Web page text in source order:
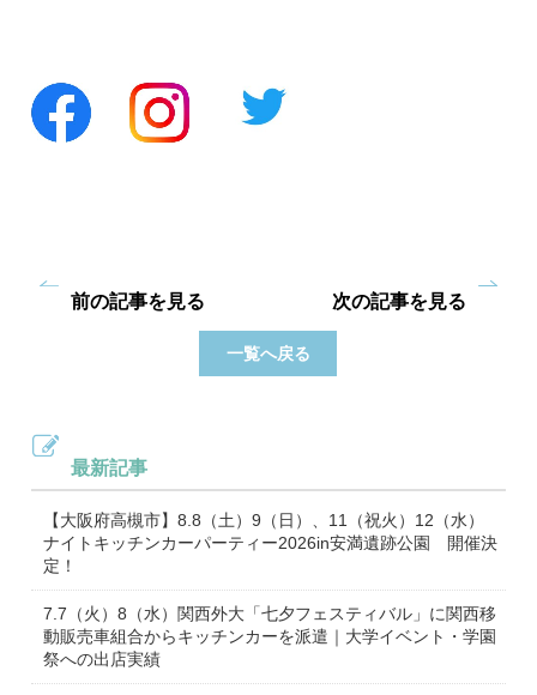
前の記事を見る
一覧へ戻る
次の記事を見る
最新記事
【大阪府高槻市】8.8（土）9（日）、11（祝火）12（水）
ナイトキッチンカーパーティー2026in安満遺跡公園 開催決
定！
7.7（火）8（水）関西外大「七夕フェスティバル」に関西移
動販売車組合からキッチンカーを派遣｜大学イベント・学園
祭への出店実績